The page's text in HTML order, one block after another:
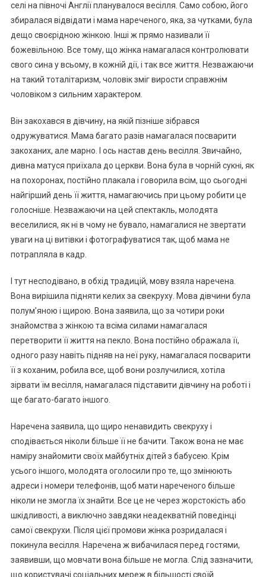
селі на півночі Англії планувалося весілля. Само собою, його
збиралася відвідати і мама нареченого, яка, за чутками, була
дещо своєрідною жінкою. Інші ж прямо називали її
божевільною. Все тому, що жінка намагалася контролювати
свого сина у всьому, в кожній дії, і так все життя. Незважаючи
на такий тоталітаризм, чоловік зміг вирости справжнім
чоловіком з сильним характером.
Він закохався в дівчину, на якій пізніше зібрався
одружуватися. Мама багато разів намагалася посварити
закоханих, але марно. І ось настав день весілля. Звичайно,
дивна матуся приїхала до церкви. Вона була в чорній сукні, як
на похоронах, постійно плакала і говорила всім, що сьогодні
найгірший день її життя, намагаючись при цьому робити це
голосніше. Незважаючи на цей спектакль, молодята
веселилися, як ні в чому не бувало, намагалися не звертати
уваги на ці витівки і фотографуватися так, щоб мама не
потрапляла в кадр.
І тут несподівано, в обхід традицій, мову взяла наречена.
Вона вирішила підняти келих за свекруху. Мова дівчини була
полум’яною і щирою. Вона заявила, що за чотири роки
знайомства з жінкою та всіма силами намагалася
перетворити її життя на пекло. Вона постійно ображала її,
одного разу навіть підняв на неї руку, намагалася посварити
її з коханим, робила все, щоб вони розлучилися, хотіла
зірвати їм весілля, намагалася підставити дівчину на роботі і
ще багато-багато іншого.
Наречена заявила, що щиро ненавидить свекруху і
сподівається ніколи більше її не бачити. Також вона не має
наміру знайомити своїх майбутніх дітей з бабусею. Крім
усього іншого, молодята оголосили про те, що змінюють
адреси і номери телефонів, щоб мати нареченого більше
ніколи не змогла їх знайти. Все це не через жорстокість або
шкідливості, а виключно завдяки неадекватній поведінці
самої свекрухи. Після цієї промови жінка розридалася і
покинула весілля. Наречена ж вибачилася перед гостями,
заявивши, що мовчати вона більше не могла. Слід зазначити,
що користувачі соціальних мереж в більшості своїй